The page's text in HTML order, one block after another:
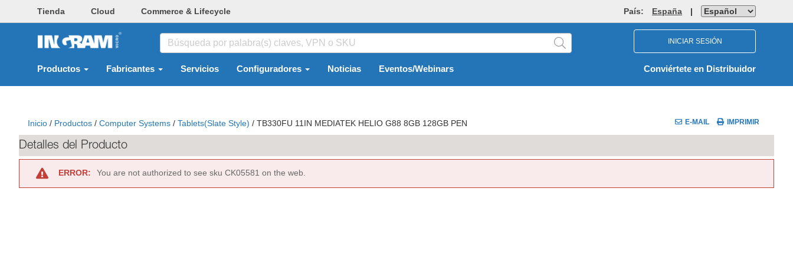
Tienda Cloud Commerce & Lifecycle País: España |
INICIAR SESIÓN
Productos Fabricantes Servicios Configuradores Noticias Eventos/Webinars Conviértete en Distribuidor
Inicio / Productos / Computer Systems / Tablets(slate Style) / TB330FU 11IN MEDIATEK HELIO G88 8GB 128GB PEN E-MAIL IMPRIMIR
Detalles del Producto
ERROR: You are not authorized to see sku CK05581 on the web.